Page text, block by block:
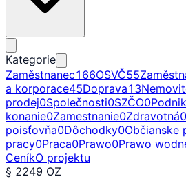
Kategorie
Zaměstnanec166OSVČ55
a korporace45Doprava13
prodej0Společnosti0SZČO0
konanie0Zamestnanie0Zdravotná0
poisťovňa0Dôchodky0Občianske
pracy0Praca0Prawo0Prawo
CeníkO projektu
§ 2249 OZ